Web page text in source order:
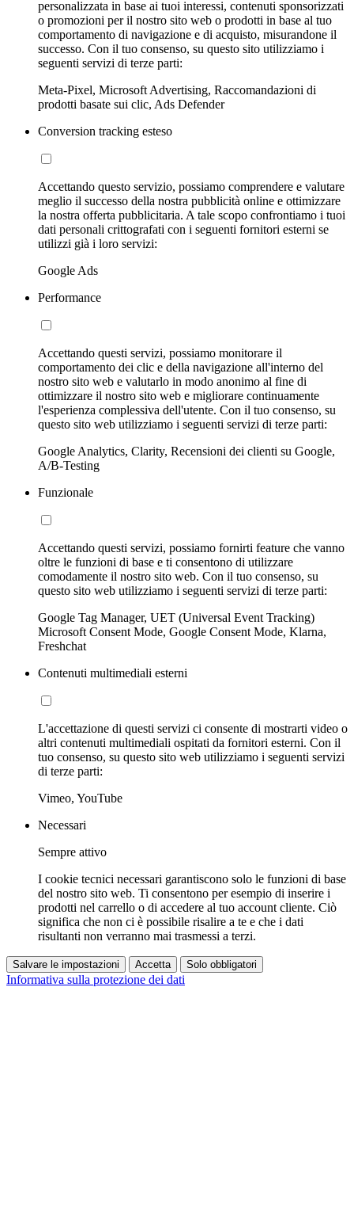
personalizzata in base ai tuoi interessi, contenuti sponsorizzati
o promozioni per il nostro sito web o prodotti in base al tuo
comportamento di navigazione e di acquisto, misurandone il
successo. Con il tuo consenso, su questo sito utilizziamo i
seguenti servizi di terze parti:
Meta-Pixel, Microsoft Advertising, Raccomandazioni di
prodotti basate sui clic, Ads Defender
Conversion tracking esteso
Accettando questo servizio, possiamo comprendere e valutare
meglio il successo della nostra pubblicità online e ottimizzare
la nostra offerta pubblicitaria. A tale scopo confrontiamo i tuoi
dati personali crittografati con i seguenti fornitori esterni se
utilizzi già i loro servizi:
Google Ads
Performance
Accettando questi servizi, possiamo monitorare il
comportamento dei clic e della navigazione all'interno del
nostro sito web e valutarlo in modo anonimo al fine di
ottimizzare il nostro sito web e migliorare continuamente
l'esperienza complessiva dell'utente. Con il tuo consenso, su
questo sito web utilizziamo i seguenti servizi di terze parti:
Google Analytics, Clarity, Recensioni dei clienti su Google,
A/B-Testing
Funzionale
Accettando questi servizi, possiamo fornirti feature che vanno
oltre le funzioni di base e ti consentono di utilizzare
comodamente il nostro sito web. Con il tuo consenso, su
questo sito web utilizziamo i seguenti servizi di terze parti:
Google Tag Manager, UET (Universal Event Tracking)
Microsoft Consent Mode, Google Consent Mode, Klarna,
Freshchat
Contenuti multimediali esterni
L'accettazione di questi servizi ci consente di mostrarti video o
altri contenuti multimediali ospitati da fornitori esterni. Con il
tuo consenso, su questo sito web utilizziamo i seguenti servizi
di terze parti:
Vimeo, YouTube
Necessari
Sempre attivo
I cookie tecnici necessari garantiscono solo le funzioni di base
del nostro sito web. Ti consentono per esempio di inserire i
prodotti nel carrello o di accedere al tuo account cliente. Ciò
significa che non ci è possibile risalire a te e che i dati
risultanti non verranno mai trasmessi a terzi.
Salvare le impostazioni Accetta Solo obbligatori
Informativa sulla protezione dei dati